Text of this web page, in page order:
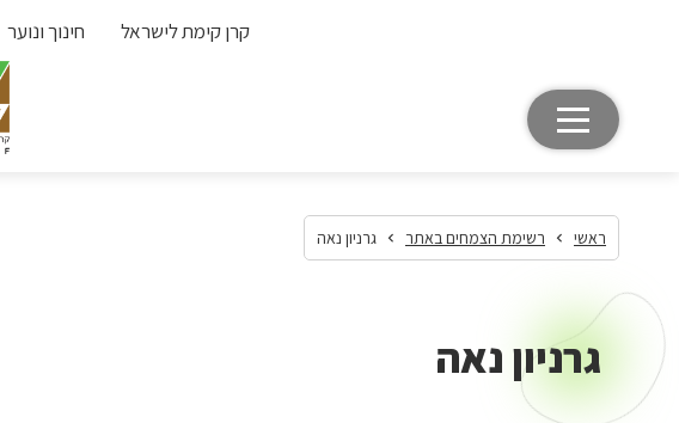
קרן קימת לישראל חינוך ונוער
ראשי רשימת הצמחים באתר גרניון נאה
גרניון נאה